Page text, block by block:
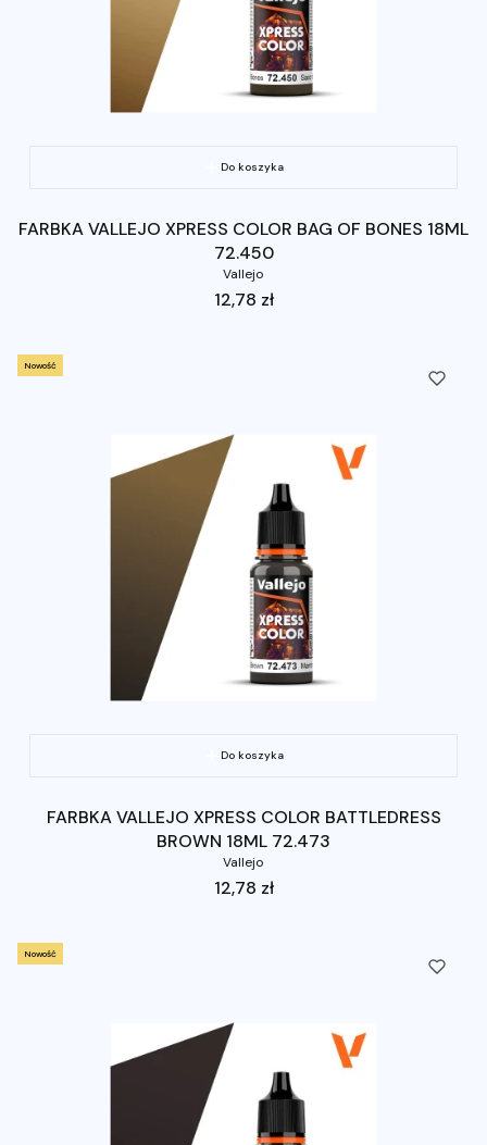
Do koszyka
FARBKA VALLEJO XPRESS COLOR BAG OF BONES 18ML
72.450
Vallejo
Cena
12,78 zł
Nowość
Do koszyka
FARBKA VALLEJO XPRESS COLOR BATTLEDRESS
BROWN 18ML 72.473
Vallejo
Cena
12,78 zł
Nowość